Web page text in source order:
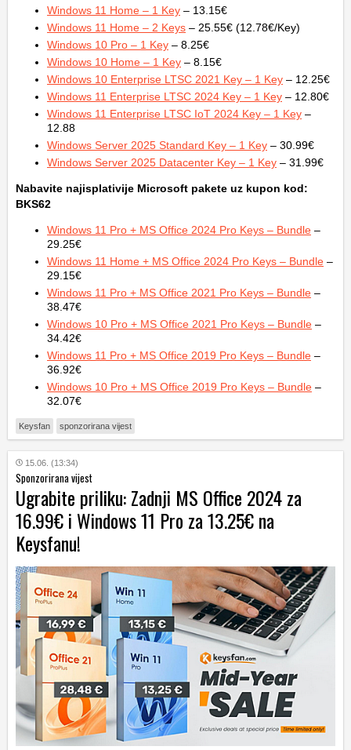
Windows 11 Home – 1 Key – 13.15€
Windows 11 Home – 2 Keys – 25.55€ (12.78€/Key)
Windows 10 Pro – 1 Key – 8.25€
Windows 10 Home – 1 Key – 8.15€
Windows 10 Enterprise LTSC 2021 Key – 1 Key – 12.25€
Windows 11 Enterprise LTSC 2024 Key – 1 Key – 12.80€
Windows 11 Enterprise LTSC IoT 2024 Key – 1 Key –
12.88
Windows Server 2025 Standard Key – 1 Key – 30.99€
Windows Server 2025 Datacenter Key – 1 Key – 31.99€
Nabavite najisplativije Microsoft pakete uz kupon kod:
BKS62
Windows 11 Pro + MS Office 2024 Pro Keys – Bundle –
29.25€
Windows 11 Home + MS Office 2024 Pro Keys – Bundle –
29.15€
Windows 11 Pro + MS Office 2021 Pro Keys – Bundle –
38.47€
Windows 10 Pro + MS Office 2021 Pro Keys – Bundle –
34.42€
Windows 11 Pro + MS Office 2019 Pro Keys – Bundle –
36.92€
Windows 10 Pro + MS Office 2019 Pro Keys – Bundle –
32.07€
Keysfan sponzorirana vijest
15.06. (13:34)
Sponzorirana vijest
Ugrabite priliku: Zadnji MS Office 2024 za
16.99€ i Windows 11 Pro za 13.25€ na
Keysfanu!